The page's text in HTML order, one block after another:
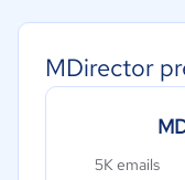
MDirector
5K emails